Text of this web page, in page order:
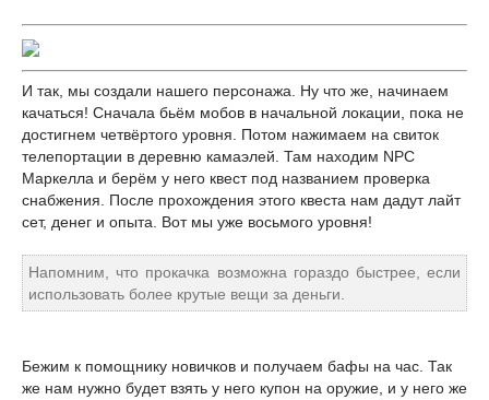
И так, мы создали нашего персонажа. Ну что же, начинаем
качаться! Сначала бьём мобов в начальной локации, пока не
достигнем четвёртого уровня. Потом нажимаем на свиток
телепортации в деревню камаэлей. Там находим NPC
Маркелла и берём у него квест под названием проверка
снабжения. После прохождения этого квеста нам дадут лайт
сет, денег и опыта. Вот мы уже восьмого уровня!
Напомним, что прокачка возможна гораздо быстрее, если
использовать более крутые вещи за деньги.
Бежим к помощнику новичков и получаем бафы на час. Так
же нам нужно будет взять у него купон на оружие, и у него же